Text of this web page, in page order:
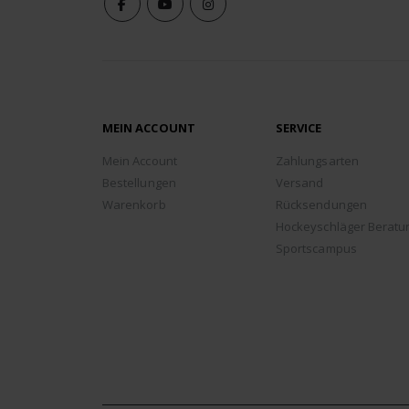
MEIN ACCOUNT
Mein Account
Bestellungen
Warenkorb
SERVICE
Zahlungsarten
Versand
Rücksendungen
Hockeyschläger
Sportscampus